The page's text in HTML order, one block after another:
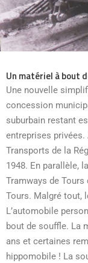
Un matériel à bout
Une nouvelle
concession
suburbain restant
entreprises privées.
Transports de la
1948. En parallèle,
Tramways de
Tours. Malgré tout,
L’automobile
bout de souffle. La
ans et certaines
hippomobile ! La